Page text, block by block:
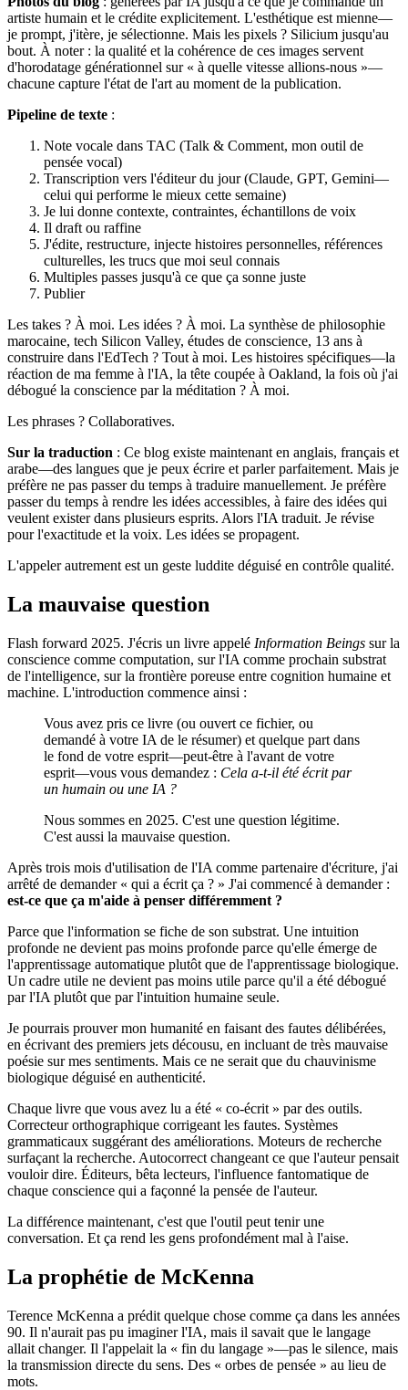
artiste humain et le crédite explicitement. L'esthétique est mienne—
je prompt, j'itère, je sélectionne. Mais les pixels ? Silicium jusqu'au
bout. À noter : la qualité et la cohérence de ces images servent
d'horodatage générationnel sur « à quelle vitesse allions-nous »—
chacune capture l'état de l'art au moment de la publication.
Pipeline de texte :
Note vocale dans TAC (Talk & Comment, mon outil de
pensée vocal)
Transcription vers l'éditeur du jour (Claude, GPT, Gemini—
celui qui performe le mieux cette semaine)
Je lui donne contexte, contraintes, échantillons de voix
Il draft ou raffine
J'édite, restructure, injecte histoires personnelles, références
culturelles, les trucs que moi seul connais
Multiples passes jusqu'à ce que ça sonne juste
Publier
Les takes ? À moi. Les idées ? À moi. La synthèse de philosophie
marocaine, tech Silicon Valley, études de conscience, 13 ans à
construire dans l'EdTech ? Tout à moi. Les histoires spécifiques—la
réaction de ma femme à l'IA, la tête coupée à Oakland, la fois où j'ai
débogué la conscience par la méditation ? À moi.
Les phrases ? Collaboratives.
Sur la traduction : Ce blog existe maintenant en anglais, français et
arabe—des langues que je peux écrire et parler parfaitement. Mais je
préfère ne pas passer du temps à traduire manuellement. Je préfère
passer du temps à rendre les idées accessibles, à faire des idées qui
veulent exister dans plusieurs esprits. Alors l'IA traduit. Je révise
pour l'exactitude et la voix. Les idées se propagent.
L'appeler autrement est un geste luddite déguisé en contrôle qualité.
La mauvaise question
Flash forward 2025. J'écris un livre appelé Information Beings sur la
conscience comme computation, sur l'IA comme prochain substrat
de l'intelligence, sur la frontière poreuse entre cognition humaine et
machine. L'introduction commence ainsi :
Vous avez pris ce livre (ou ouvert ce fichier, ou
demandé à votre IA de le résumer) et quelque part dans
le fond de votre esprit—peut-être à l'avant de votre
esprit—vous vous demandez : Cela a-t-il été écrit par
un humain ou une IA ?
Nous sommes en 2025. C'est une question légitime.
C'est aussi la mauvaise question.
Après trois mois d'utilisation de l'IA comme partenaire d'écriture, j'ai
arrêté de demander « qui a écrit ça ? » J'ai commencé à demander :
est-ce que ça m'aide à penser différemment ?
Parce que l'information se fiche de son substrat. Une intuition
profonde ne devient pas moins profonde parce qu'elle émerge de
l'apprentissage automatique plutôt que de l'apprentissage biologique.
Un cadre utile ne devient pas moins utile parce qu'il a été débogué
par l'IA plutôt que par l'intuition humaine seule.
Je pourrais prouver mon humanité en faisant des fautes délibérées,
en écrivant des premiers jets décousu, en incluant de très mauvaise
poésie sur mes sentiments. Mais ce ne serait que du chauvinisme
biologique déguisé en authenticité.
Chaque livre que vous avez lu a été « co-écrit » par des outils.
Correcteur orthographique corrigeant les fautes. Systèmes
grammaticaux suggérant des améliorations. Moteurs de recherche
surfaçant la recherche. Autocorrect changeant ce que l'auteur pensait
vouloir dire. Éditeurs, bêta lecteurs, l'influence fantomatique de
chaque conscience qui a façonné la pensée de l'auteur.
La différence maintenant, c'est que l'outil peut tenir une
conversation. Et ça rend les gens profondément mal à l'aise.
La prophétie de McKenna
Terence McKenna a prédit quelque chose comme ça dans les années
90. Il n'aurait pas pu imaginer l'IA, mais il savait que le langage
allait changer. Il l'appelait la « fin du langage »—pas le silence, mais
la transmission directe du sens. Des « orbes de pensée » au lieu de
mots.